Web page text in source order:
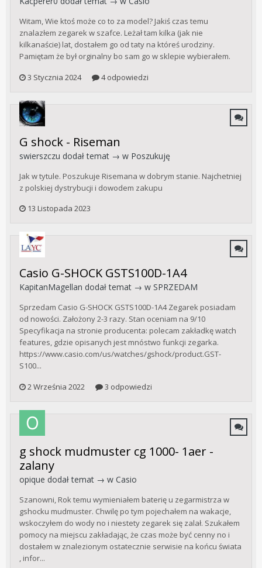
Witam, Wie ktoś może co to za model? Jakiś czas temu
znalazłem zegarek w szafce. Leżał tam kilka (jak nie
kilkanaście) lat, dostałem go od taty na któreś urodziny.
Pamiętam że był orginalny bo sam go w sklepie wybierałem.
3 Stycznia 2024
4 odpowiedzi
G shock - Riseman
swierszczu dodał temat → w Poszukuję
Jak w tytule. Poszukuje Risemana w dobrym stanie. Najchetniej
z polskiej dystrybucji i dowodem zakupu
13 Listopada 2023
Casio G-SHOCK GSTS100D-1A4
KapitanMagellan dodał temat → w SPRZEDAM
Sprzedam Casio G-SHOCK GSTS100D-1A4 Zegarek posiadam
od nowości. Założony 2-3 razy. Stan oceniam na 9/10
Specyfikacja na stronie producenta: polecam zakładkę watch
features, gdzie opisanych jest mnóstwo funkcji zegarka.
https://www.casio.com/us/watches/gshock/product.GST-
S100...
2 Września 2022
3 odpowiedzi
g shock mudmuster cg 1000- 1aer -
zalany
opique dodał temat → w Casio
Szanowni, Rok temu wymieniałem baterię u zegarmistrza w
gshocku mudmuster. Chwilę po tym pojechałem na wakacje,
wskoczyłem do wody no i niestety zegarek się zalał. Szukałem
pomocy na miejscu zakładając, że czas może być cenny no i
dostałem w znalezionym ostatecznie serwisie na końcu świata
, infor...